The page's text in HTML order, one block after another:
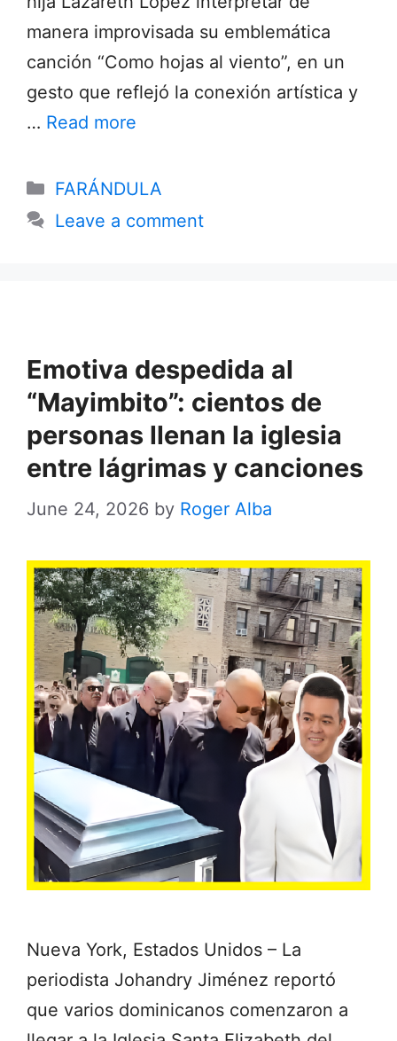
manera improvisada su emblemática
canción “Como hojas al viento”, en un
gesto que reflejó la conexión artística y
… Read more
Categories
FARÁNDULA
Leave a comment
Emotiva despedida al
“Mayimbito”: cientos de
personas llenan la iglesia
entre lágrimas y canciones
June 24, 2026 by Roger Alba
Nueva York, Estados Unidos – La
periodista Johandry Jiménez reportó
que varios dominicanos comenzaron a